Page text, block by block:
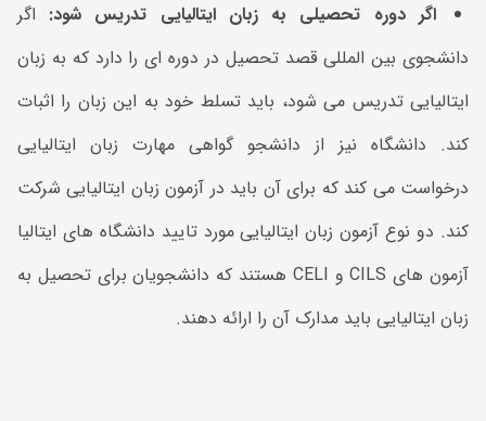
اگر دوره تحصیلی به زبان ایتالیایی تدریس شود: اگر
دانشجوی بین المللی قصد تحصیل در دوره ای را دارد که به زبان
ایتالیایی تدریس می شود، باید تسلط خود به این زبان را اثبات
کند. دانشگاه نیز از دانشجو گواهی مهارت زبان ایتالیایی
درخواست می کند که برای آن باید در آزمون زبان ایتالیایی شرکت
کند. دو نوع آزمون زبان ایتالیایی مورد تایید دانشگاه های ایتالیا
آزمون های CILS و CELI هستند که دانشجویان برای تحصیل به
زبان ایتالیایی باید مدارک آن را ارائه دهند.